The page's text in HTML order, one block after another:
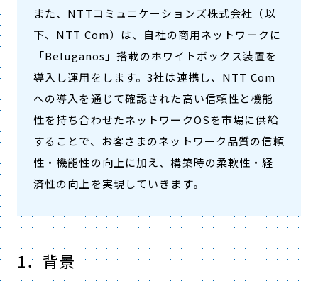
また、NTTコミュニケーションズ株式会社（以
下、NTT Com）は、自社の商用ネットワークに
「Beluganos」搭載のホワイトボックス装置を
導入し運用をします。3社は連携し、NTT Com
への導入を通じて確認された高い信頼性と機能
性を持ち合わせたネットワークOSを市場に供給
することで、お客さまのネットワーク品質の信頼
性・機能性の向上に加え、構築時の柔軟性・経
済性の向上を実現していきます。
1．背景